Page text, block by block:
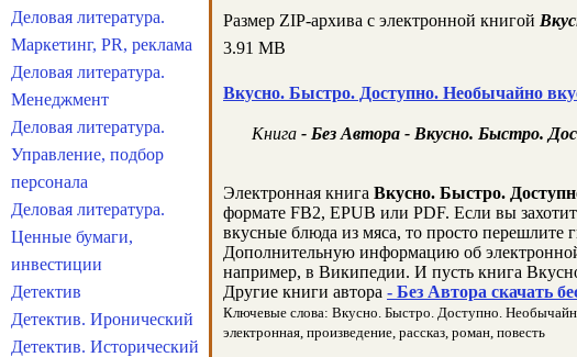
Размер ZIP-архива c электронной книгой
3.91 MB
Вкусно. Быстро. Доступно. Необычайно
Книга - Без Автора - Вкусно. Быстро.
Электронная книга Вкусно. Быстро.
формате FB2, EPUB или PDF. Если вы
вкусные блюда из мяса, то просто перешлите
Дополнительную информацию об
например, в Википедии. И пусть книга
Другие книги автора - Без Автора скачать
Ключевые слова: Вкусно. Быстро. Доступно.
электронная, произведение, рассказ, роман, повесть
Деловая литература.
Маркетинг, PR, реклама
Деловая литература.
Менеджмент
Деловая литература.
Управление, подбор
персонала
Деловая литература.
Ценные бумаги,
инвестиции
Детектив
Детектив. Иронический
Детектив. Исторический